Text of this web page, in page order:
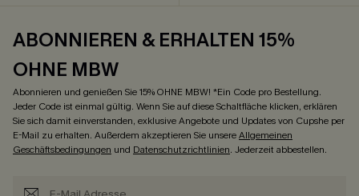
ABONNIEREN & ERHALTEN 15%
OHNE MBW
Abonnieren und genießen Sie 15% OHNE MBW! *Ein Code pro Bestellung.
Jeder Code ist einmal gültig. Wenn Sie auf diese Schaltfläche klicken, erklären
Sie sich damit einverstanden, exklusive Angebote und Updates von Cupshe per
E-Mail zu erhalten. Außerdem akzeptieren Sie unsereAllgemeinen
Geschäftsbedingungen und Datenschutzrichtlinien. Jederzeit abbestellen.